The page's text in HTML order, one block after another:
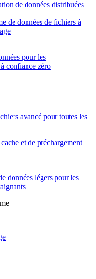
de données distribuées
de données de fichiers à
pour les
confiance zéro
avancé pour toutes les
et de préchargement
données légers pour les